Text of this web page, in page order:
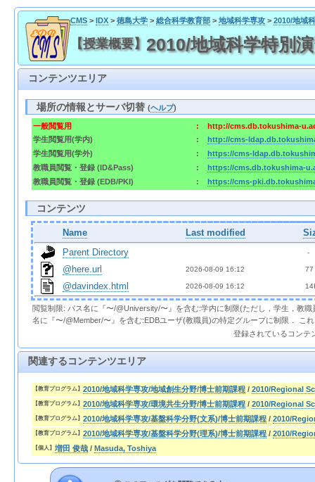
CMS> IDX> 徳島大学> 総合科学教育部> 地域科学専攻> 2010/地域
【授業概要】 2010/地域科学特別
コンテンツエリア
場所の情報とサーバ切替(ヘルプ)
一般閲覧用 :
http://cms.db.tokushima-
学生閲覧用(学内)
:
http://cms-
学生閲覧用(学外)
:
https://cms-
教職員閲覧・登録 (ID&Pass)
:
https://cms.db.tokushima-
教職員閲覧・登録 (EDB/PKI)
: https://cms-
コンテンツ
Name Last modified
Parent Directory
  -
@here.url 2026-08-09 16:12 77
@davindex.html 2026-08-09 16:12
閲覧制限: パス名に『〜/@University/〜』を含む:学内に制限(ただし，学生，教
名に『〜/@Member/〜』を含む:EDBユーザ(教職員)の特定グループに制限． こ
登録されているコンテ
関連するコンテンツエリア
【教育プログラム】 2010/地域科学専攻/地域創生分野/博士前期課程 / 2010/Regional
【教育プログラム】 2010/地域科学専攻/環境共生分野/博士前期課程 / 2010/Regional
【教育プログラム】 2010/地域科学専攻/基盤科学分野(文系)/博士前期課程 / 2010/
【教育プログラム】 2010/地域科学専攻/基盤科学分野(理系)/博士前期課程 / 2010/
【個人】 増田 俊哉 / Masuda, Toshiya